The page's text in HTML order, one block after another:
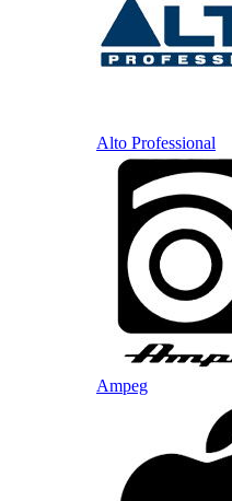
Alto Professional
Ampeg